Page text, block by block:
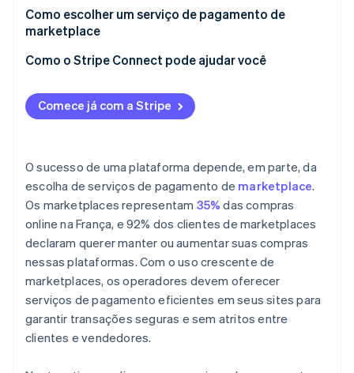
Como escolher um serviço de pagamento de
marketplace
Como o Stripe Connect pode ajudar você
Comece já com a Stripe
O sucesso de uma plataforma depende, em parte, da
escolha de serviços de pagamento de marketplace.
Os marketplaces representam 35% das compras
online na França, e 92% dos clientes de marketplaces
declaram querer manter ou aumentar suas compras
nessas plataformas. Com o uso crescente de
marketplaces, os operadores devem oferecer
serviços de pagamento eficientes em seus sites para
garantir transações seguras e sem atritos entre
clientes e vendedores.